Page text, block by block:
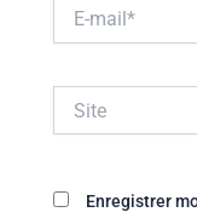
mail*
Enregistrer